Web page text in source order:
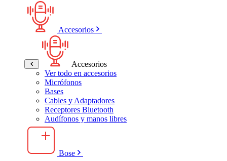
Accesorios
Accesorios
Ver todo en accesorios
Micrófonos
Bases
Cables y Adaptadores
Receptores Bluetooth
Audífonos y manos libres
Bose